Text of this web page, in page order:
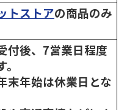
トストアの商品のみ
付後、7営業日程度
末年始は休業日とな